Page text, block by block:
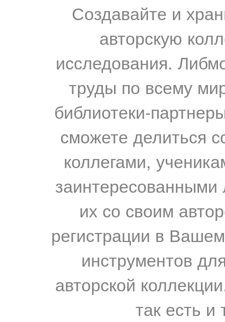
Создавайте и
авторскую
исследования.
труды по всему
библиотеки-
сможете делиться
коллегами,
их со своим
регистрации в
инструментов
авторской
так есть и